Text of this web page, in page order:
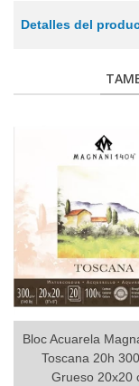
Detalles del
Bloc Acuarela
Toscana 20h
Grueso 20x20